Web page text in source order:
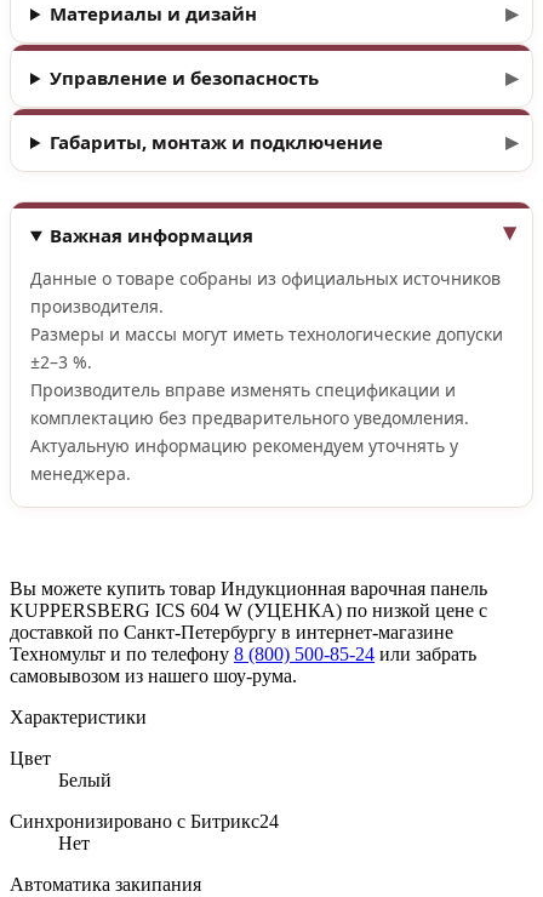
Материалы и дизайн
Управление и безопасность
Габариты, монтаж и подключение
Важная информация
Данные о товаре собраны из официальных источников
производителя.
Размеры и массы могут иметь технологические допуски
±2–3 %.
Производитель вправе изменять спецификации и
комплектацию без предварительного уведомления.
Актуальную информацию рекомендуем уточнять у
менеджера.
Вы можете купить товар Индукционная варочная панель
KUPPERSBERG ICS 604 W (УЦЕНКА) по низкой цене с
доставкой по Санкт-Петербургу в интернет-магазине
Техномульт и по телефону 8 (800) 500-85-24 или забрать
самовывозом из нашего шоу-рума.
Характеристики
Цвет
Белый
Синхронизировано с Битрикс24
Нет
Автоматика закипания